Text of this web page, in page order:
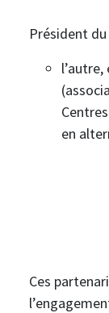
*M.
Président du
en
Ces